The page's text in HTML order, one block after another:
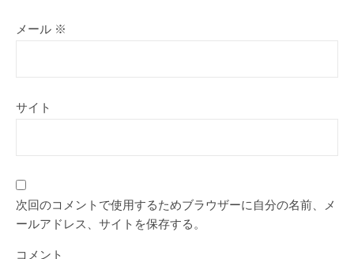
メール ※
サイト
次回のコメントで使用するためブラウザーに自分の名前、メ
ールアドレス、サイトを保存する。
コメント